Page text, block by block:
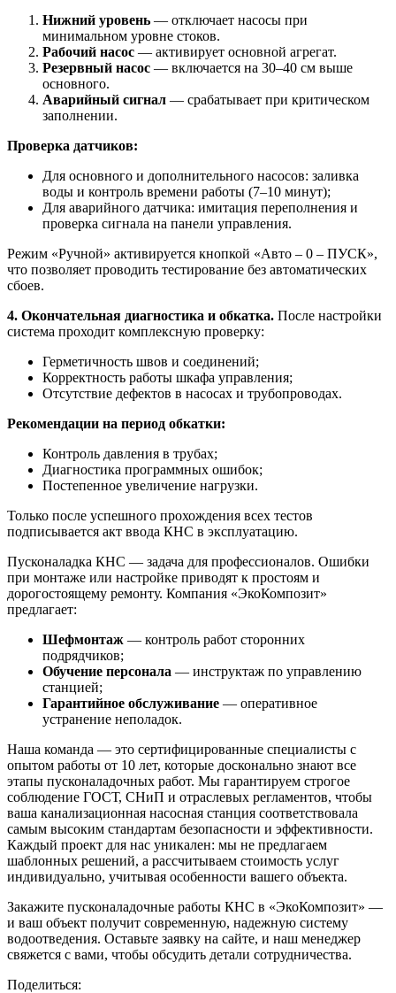
Нижний уровень — отключает насосы при
минимальном уровне стоков.
Рабочий насос — активирует основной агрегат.
Резервный насос — включается на 30–40 см выше
основного.
Аварийный сигнал — срабатывает при критическом
заполнении.
Проверка датчиков:
Для основного и дополнительного насосов: заливка
воды и контроль времени работы (7–10 минут);
Для аварийного датчика: имитация переполнения и
проверка сигнала на панели управления.
Режим «Ручной» активируется кнопкой «Авто – 0 – ПУСК»,
что позволяет проводить тестирование без автоматических
сбоев.
4. Окончательная диагностика и обкатка. После настройки
система проходит комплексную проверку:
Герметичность швов и соединений;
Корректность работы шкафа управления;
Отсутствие дефектов в насосах и трубопроводах.
Рекомендации на период обкатки:
Контроль давления в трубах;
Диагностика программных ошибок;
Постепенное увеличение нагрузки.
Только после успешного прохождения всех тестов
подписывается акт ввода КНС в эксплуатацию.
Пусконаладка КНС — задача для профессионалов. Ошибки
при монтаже или настройке приводят к простоям и
дорогостоящему ремонту. Компания «ЭкоКомпозит»
предлагает:
Шефмонтаж — контроль работ сторонних
подрядчиков;
Обучение персонала — инструктаж по управлению
станцией;
Гарантийное обслуживание — оперативное
устранение неполадок.
Наша команда — это сертифицированные специалисты с
опытом работы от 10 лет, которые досконально знают все
этапы пусконаладочных работ. Мы гарантируем строгое
соблюдение ГОСТ, СНиП и отраслевых регламентов, чтобы
ваша канализационная насосная станция соответствовала
самым высоким стандартам безопасности и эффективности.
Каждый проект для нас уникален: мы не предлагаем
шаблонных решений, а рассчитываем стоимость услуг
индивидуально, учитывая особенности вашего объекта.
Закажите пусконаладочные работы КНС в «ЭкоКомпозит» —
и ваш объект получит современную, надежную систему
водоотведения. Оставьте заявку на сайте, и наш менеджер
свяжется с вами, чтобы обсудить детали сотрудничества.
Поделиться: